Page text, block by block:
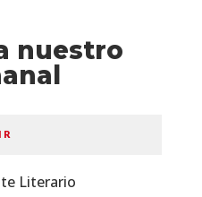
nuestro